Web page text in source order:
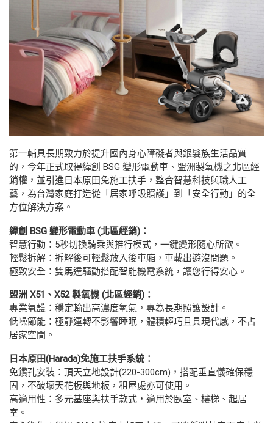
第一輔具長期致力於提升國內身心障礙者與銀髮族生活品質
的，今年正式取得緯創 BSG 變形電動車、盟洲製氧機之北區經
銷權，並引進日本原田免施工扶手，整合智慧科技與職人工
藝，為台灣家庭打造從「居家呼吸照護」到「安全行動」的全
方位解決方案。
緯創 BSG 變形電動車 (北區經銷)：
智慧行動：5秒切換騎乘與推行模式，一鍵變形隨心所欲。
輕鬆拆解：拆解後可輕鬆放入後車廂，車載出遊沒問題。
極致安全：雙馬達驅動搭配智能機電系統，讓您行得安心。
盟洲 X51、X52 製氧機 (北區經銷)：
專業氧護：穩定輸出高濃度氧氣，專為長期照護設計。
低噪節能：極靜運轉不影響睡眠，體積輕巧且具現代感，不占
居家空間。
日本原田(Harada)免施工扶手系統：
免鑽孔安裝：頂天立地設計(220-300cm)，搭配垂直儀確保穩
固，不破壞天花板與地板，租屋處亦可使用。
高適用性：多元基座與扶手款式，適用於臥室、樓梯、起居
室。